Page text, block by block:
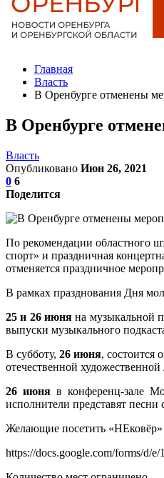
Главная
Власть
В Оренбурге отменены
В Оренбурге
Власть
Опубликовано Июн 26, 2021
0 6
Поделится
По рекомендации областного
спорт» и праздничная
отменяется праздничное
В рамках празднования Дня
25 и 26 июня на музыкальной
выпуски музыкального
В субботу,26 июня, состоится
отечественной
26 июня в конференц-зале
исполнители представят
Желающие посетить
https://docs.google.com/forms/